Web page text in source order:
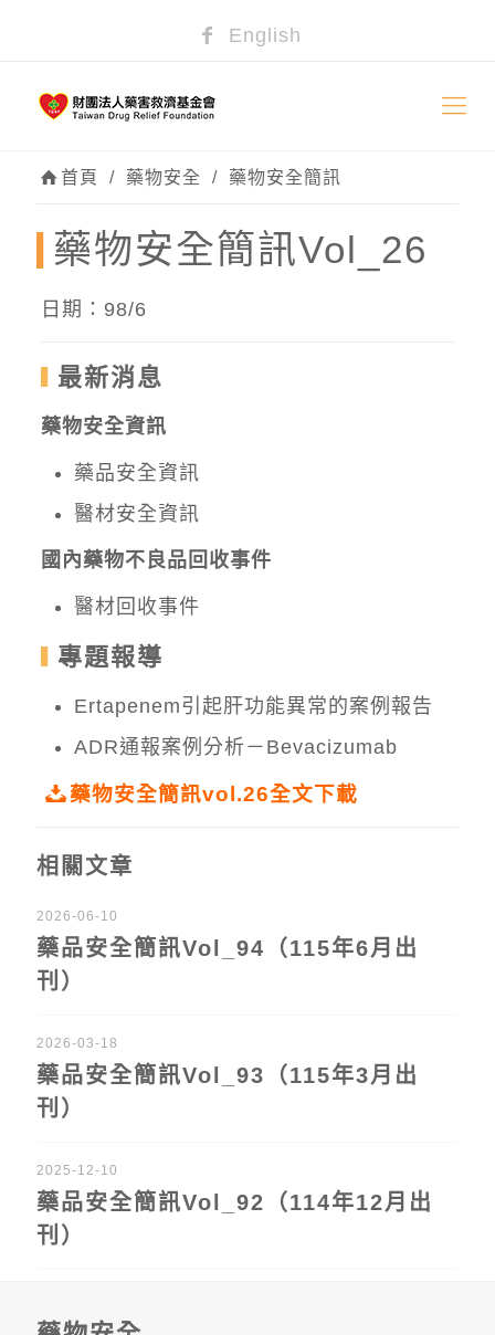
English
首頁 / 藥物安全 / 藥物安全簡訊
藥物安全簡訊Vol_26
日期：98/6
最新消息
藥物安全資訊
藥品安全資訊
醫材安全資訊
國內藥物不良品回收事件
醫材回收事件
專題報導
Ertapenem引起肝功能異常的案例報告
ADR通報案例分析－Bevacizumab
藥物安全簡訊vol.26全文下載
相關文章
2026-06-10
藥品安全簡訊Vol_94（115年6月出
刊）
2026-03-18
藥品安全簡訊Vol_93（115年3月出
刊）
2025-12-10
藥品安全簡訊Vol_92（114年12月出
刊）